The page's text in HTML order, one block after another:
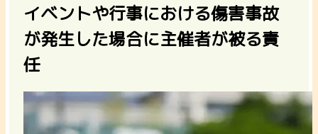
イベントや行事における傷害事故
が発生した場合に主催者が被る責
任